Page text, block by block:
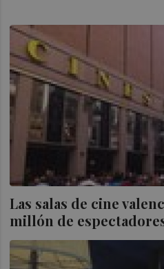
Las salas de cine
millón de